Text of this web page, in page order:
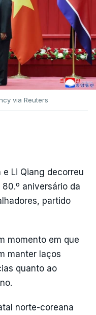
via Reuters
Li Qiang decorreu
aniversário da
partido
momento em que
manter laços
quanto ao
norte-coreana